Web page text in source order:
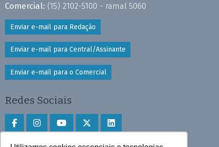
Comercial: (15) 2102-5100 - ramal 5060
Enviar e-mail para Redação
Enviar e-mail para Central/Assinante
Enviar e-mail para o Comercial
Redes Sociais